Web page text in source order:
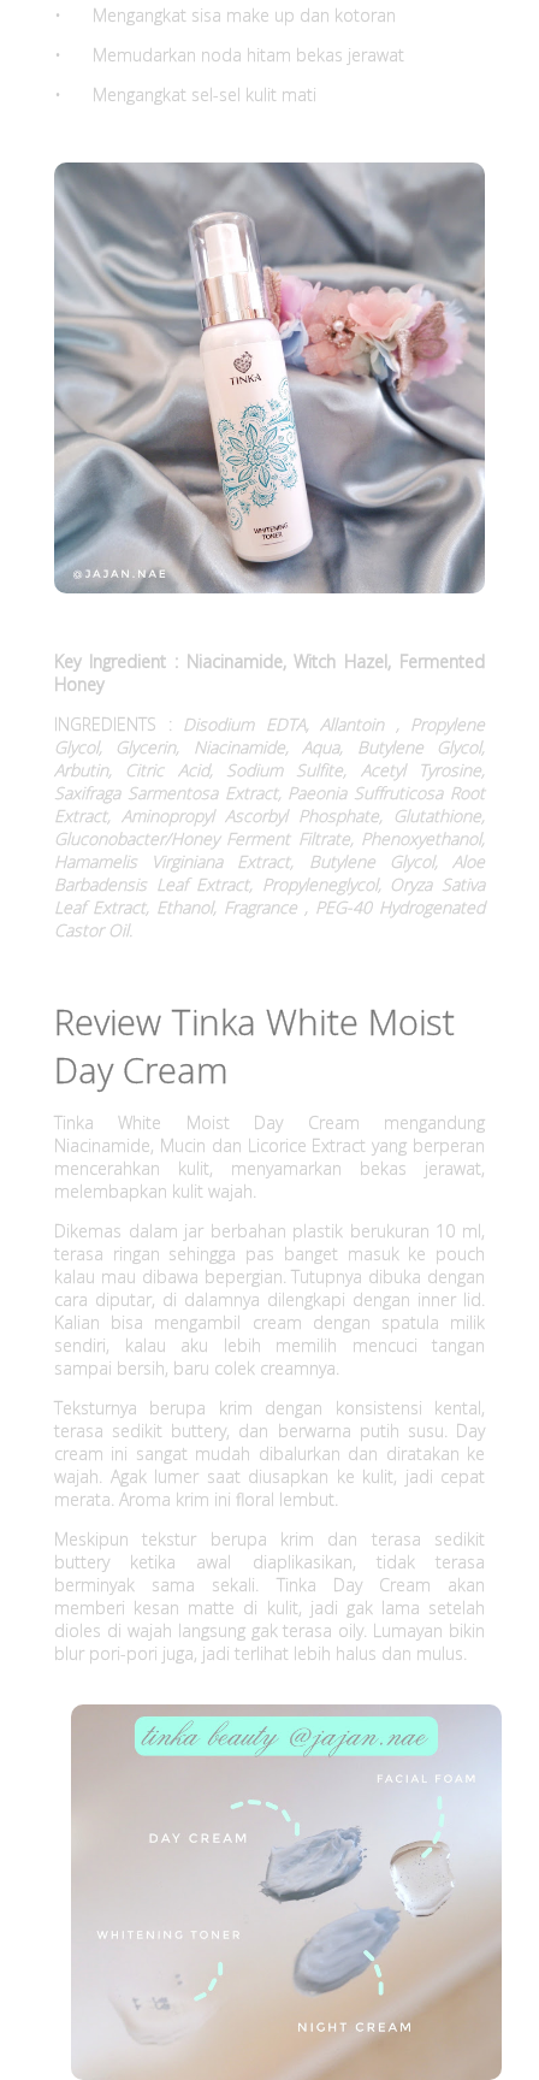
•
Mengangkat sisa make up dan kotoran
•
Memudarkan noda hitam bekas jerawat
•
Mengangkat sel-sel kulit mati
Key Ingredient : Niacinamide, Witch Hazel, Fermented
Honey
INGREDIENTS : Disodium EDTA, Allantoin , Propylene
Glycol, Glycerin, Niacinamide, Aqua, Butylene Glycol,
Arbutin, Citric Acid, Sodium Sulfite, Acetyl Tyrosine,
Saxifraga Sarmentosa Extract, Paeonia Suffruticosa Root
Extract, Aminopropyl Ascorbyl Phosphate, Glutathione,
Gluconobacter/Honey Ferment Filtrate, Phenoxyethanol,
Hamamelis Virginiana Extract, Butylene Glycol, Aloe
Barbadensis Leaf Extract, Propyleneglycol, Oryza Sativa
Leaf Extract, Ethanol, Fragrance , PEG-40 Hydrogenated
Castor Oil.
Review Tinka White Moist
Day Cream
Tinka White Moist Day Cream mengandung
Niacinamide, Mucin dan Licorice Extract yang berperan
mencerahkan kulit, menyamarkan bekas jerawat,
melembapkan kulit wajah.
Dikemas dalam jar berbahan plastik berukuran 10 ml,
terasa ringan sehingga pas banget masuk ke pouch
kalau mau dibawa bepergian. Tutupnya dibuka dengan
cara diputar, di dalamnya dilengkapi dengan inner lid.
Kalian bisa mengambil cream dengan spatula milik
sendiri, kalau aku lebih memilih mencuci tangan
sampai bersih, baru colek creamnya.
Teksturnya berupa krim dengan konsistensi kental,
terasa sedikit buttery, dan berwarna putih susu. Day
cream ini sangat mudah dibalurkan dan diratakan ke
wajah. Agak lumer saat diusapkan ke kulit, jadi cepat
merata. Aroma krim ini floral lembut.
Meskipun tekstur berupa krim dan terasa sedikit
buttery ketika awal diaplikasikan, tidak terasa
berminyak sama sekali. Tinka Day Cream akan
memberi kesan matte di kulit, jadi gak lama setelah
dioles di wajah langsung gak terasa oily. Lumayan bikin
blur pori-pori juga, jadi terlihat lebih halus dan mulus.